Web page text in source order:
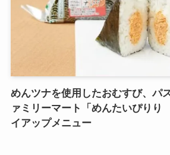
めんツナを使用したおむすび、パ
ァミリーマート「めんたいぴり
イアップメニュー